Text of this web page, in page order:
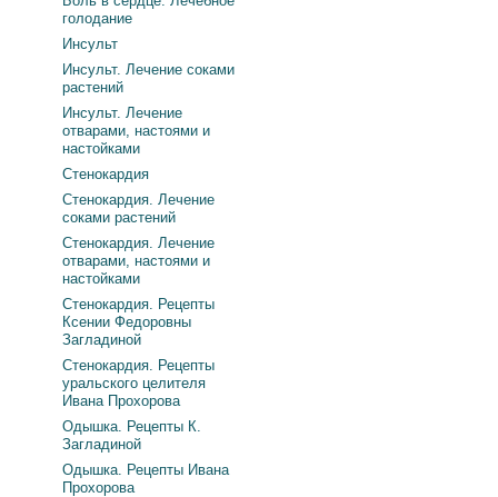
голодание
Инсульт
Инсульт. Лечение соками
растений
Инсульт. Лечение
отварами, настоями и
настойками
Стенокардия
Стенокардия. Лечение
соками растений
Стенокардия. Лечение
отварами, настоями и
настойками
Стенокардия. Рецепты
Ксении Федоровны
Загладиной
Стенокардия. Рецепты
уральского целителя
Ивана Прохорова
Одышка. Рецепты К.
Загладиной
Одышка. Рецепты Ивана
Прохорова